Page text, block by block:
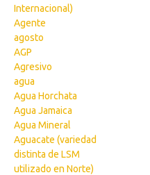
Internacional)
Agente
agosto
AGP
Agresivo
agua
Agua Horchata
Agua Jamaica
Agua Mineral
Aguacate (variedad
distinta de LSM
utilizado en Norte)